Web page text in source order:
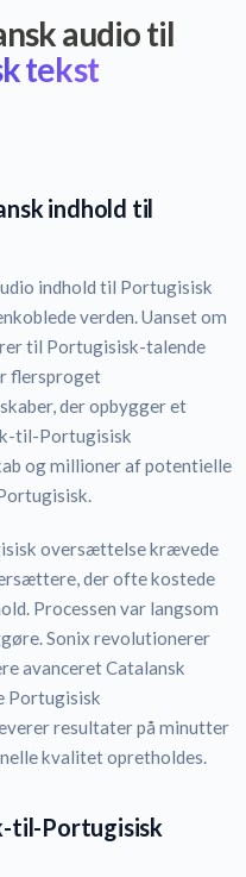
audio til
tekst
indhold til
indhold til Portugisisk
verden. Uanset om
til Portugisisk-talende
flersproget
der opbygger et
til-Portugisisk
og millioner af potentielle
oversættelse krævede
der ofte kostede
Processen var langsom
Sonix revolutionerer
avanceret Catalansk
Portugisisk
resultater på minutter
kvalitet opretholdes.
til-Portugisisk